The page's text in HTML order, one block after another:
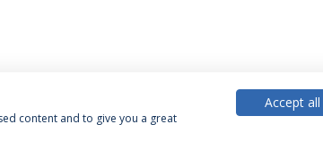
content and to give you a great
Accept all